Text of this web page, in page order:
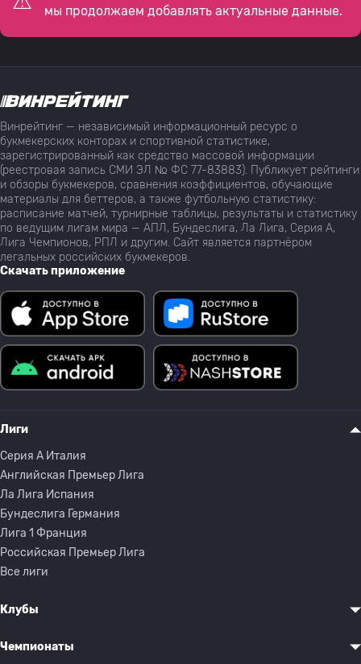
мы продолжаем добавлять актуальные данные.
Винрейтинг — независимый информационный ресурс о
букмекерских конторах и спортивной статистике,
зарегистрированный как средство массовой информации
(реестровая запись СМИ ЭЛ № ФС 77-83883). Публикует рейтинги
и обзоры букмекеров, сравнения коэффициентов, обучающие
материалы для беттеров, а также футбольную статистику:
расписание матчей, турнирные таблицы, результаты и статистику
по ведущим лигам мира — АПЛ, Бундеслига, Ла Лига, Серия А,
Лига Чемпионов, РПЛ и другим. Сайт является партнёром
легальных российских букмекеров.
Скачать приложение
Лиги
Серия A Италия
Английская Премьер Лига
Ла Лига Испания
Бундеслига Германия
Лига 1 Франция
Российская Премьер Лига
Все лиги
Клубы
Чемпионаты